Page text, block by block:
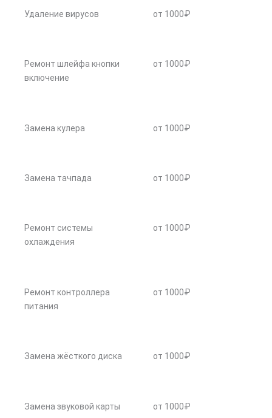
Удаление вирусов от 1000₽
Ремонт шлейфа кнопки
включение
от 1000₽
Замена кулера от 1000₽
Замена тачпада от 1000₽
Ремонт системы
охлаждения
от 1000₽
Ремонт контроллера
питания
от 1000₽
Замена жёсткого диска от 1000₽
Замена звуковой карты от 1000₽